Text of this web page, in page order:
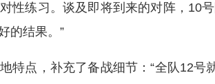
练习。谈及即将到来的对阵，10号
的结果。”
点，补充了备战细节：“全队12号